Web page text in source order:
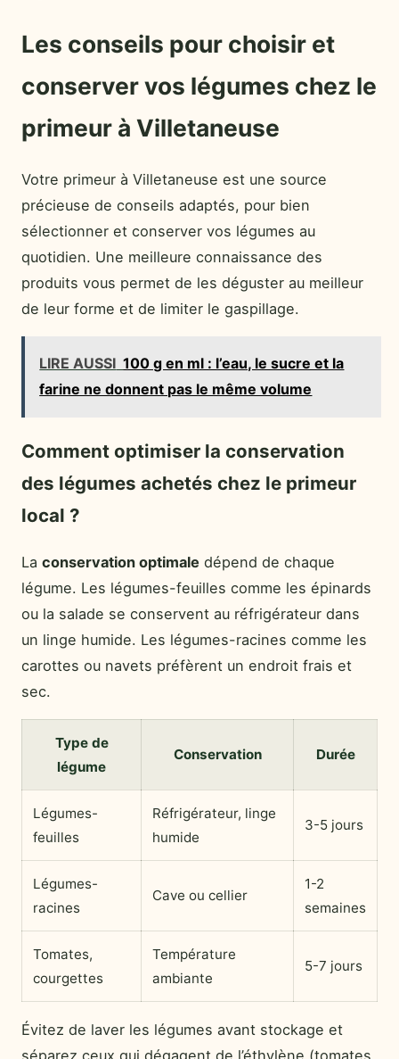
Les conseils pour choisir et
conserver vos légumes chez le
primeur à Villetaneuse
Votre primeur à Villetaneuse est une source
précieuse de conseils adaptés, pour bien
sélectionner et conserver vos légumes au
quotidien. Une meilleure connaissance des
produits vous permet de les déguster au meilleur
de leur forme et de limiter le gaspillage.
LIRE AUSSI 100 g en ml : l’eau, le sucre et la
farine ne donnent pas le même volume
Comment optimiser la conservation
des légumes achetés chez le primeur
local ?
La conservation optimale dépend de chaque
légume. Les légumes-feuilles comme les épinards
ou la salade se conservent au réfrigérateur dans
un linge humide. Les légumes-racines comme les
carottes ou navets préfèrent un endroit frais et
sec.
Type de
légume
Conservation Durée
Légumes-
feuilles
Réfrigérateur, linge
humide
3-5 jours
Légumes-
racines
Cave ou cellier
1-2
semaines
Tomates,
courgettes
Température
ambiante
5-7 jours
Évitez de laver les légumes avant stockage et
séparez ceux qui dégagent de l’éthylène (tomates,